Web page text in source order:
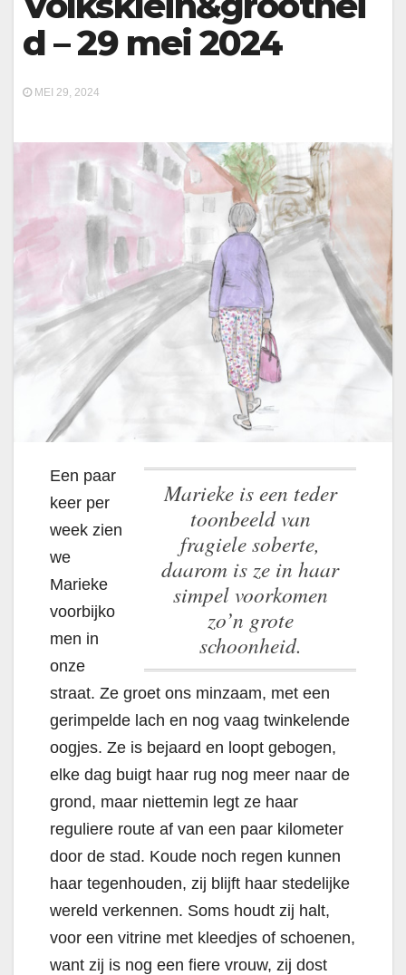
d – 29 mei 2024
MEI 29, 2024
Marieke is een teder
toonbeeld van
fragiele soberte,
daarom is ze in haar
simpel voorkomen
zo’n grote
schoonheid.
Een paar
keer per
week zien
we
Marieke
voorbijko
men in
onze
straat. Ze groet ons minzaam, met een
gerimpelde lach en nog vaag twinkelende
oogjes. Ze is bejaard en loopt gebogen,
elke dag buigt haar rug nog meer naar de
grond, maar niettemin legt ze haar
reguliere route af van een paar kilometer
door de stad. Koude noch regen kunnen
haar tegenhouden, zij blijft haar stedelijke
wereld verkennen. Soms houdt zij halt,
voor een vitrine met kleedjes of schoenen,
want zij is nog een fiere vrouw, zij dost